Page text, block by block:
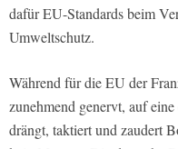
dafür EU-Standards beim
Umweltschutz.
Während für die EU der
zunehmend genervt, auf
drängt, taktiert und zaudert